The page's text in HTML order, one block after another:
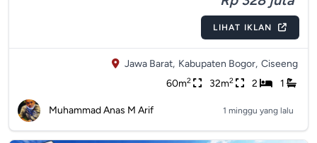
LIHAT IKLAN
Jawa Barat, Kabupaten Bogor, Ciseeng
60m2 32m2 2 1
Muhammad Anas M Arif 1 minggu yang lalu